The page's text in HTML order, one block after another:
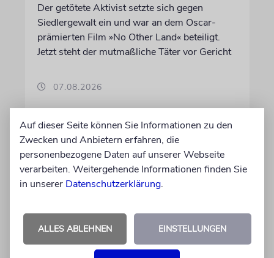
Der getötete Aktivist setzte sich gegen
Siedlergewalt ein und war an dem Oscar-
prämierten Film »No Other Land« beteiligt.
Jetzt steht der mutmaßliche Täter vor Gericht
07.08.2026
Auf dieser Seite können Sie Informationen zu den
Zwecken und Anbietern erfahren, die
personenbezogene Daten auf unserer Webseite
verarbeiten. Weitergehende Informationen finden Sie
in unserer Datenschutzerklärung.
ALLES ABLEHNEN EINSTELLUNGEN